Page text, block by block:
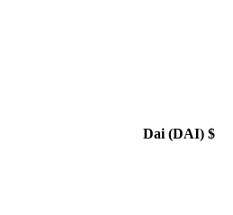
Dai (DAI) $